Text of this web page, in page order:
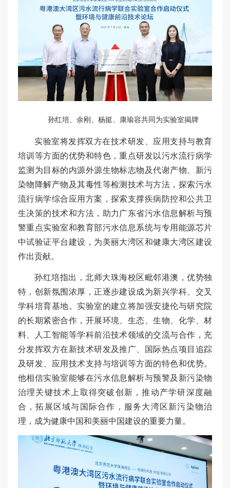
孙红培、余刚、杨挺、康瑜容共同为实验室揭牌
实验室将发挥双方在技术研发、应用支持与教育
培训等方面的优势和特色，重点研发以污水流行病学
监测为目标的内源外源生物标志物及代谢产物、新污
染物降解产物及其毒性等检测技术与方法，探索污水
流行病学综合应用方案，探索支撑疾病防控和公共卫
生决策的技术和方法，助力广东省污水信息解析与预
警重点实验室和教育部污水信息系统与专用能源芯片
中试验证平台建设，为美丽大湾区和健康大湾区建设
作出贡献。
孙红培指出，北师大珠海校区毗邻港澳，优势独
特，创新氛围浓厚，正逐步建设成为新兴学科、交叉
学科培育基地。实验室的建立将加强安捷伦与研究院
的长期紧密合作，开展环境、生态、生物、化学、材
料、人工智能等学科前沿技术领域的交流与合作，充
分发挥双方在新技术研发及推广、国际热点项目追踪
及研发、应用技术支持与培训等方面的特色和优势。
他相信实验室能够在污水信息解析与预警及新污染物
治理关键技术上取得突破创新，推动产学研深度融
合，拓展区域与国际合作，服务大湾区新污染物治
理，成为健康中国和美丽中国建设的重要力量。